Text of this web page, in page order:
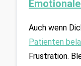
Auch wenn
Patienten
Frustration.